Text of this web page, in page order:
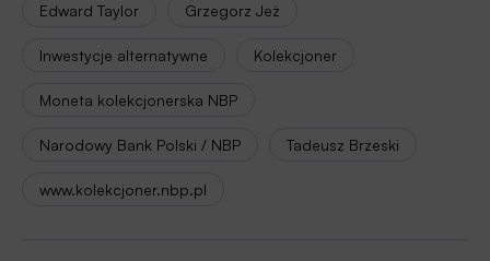
Edward Taylor Grzegorz Jeż
Inwestycje alternatywne Kolekcjoner
Moneta kolekcjonerska NBP
Narodowy Bank Polski / NBP Tadeusz Brzeski
www.kolekcjoner.nbp.pl